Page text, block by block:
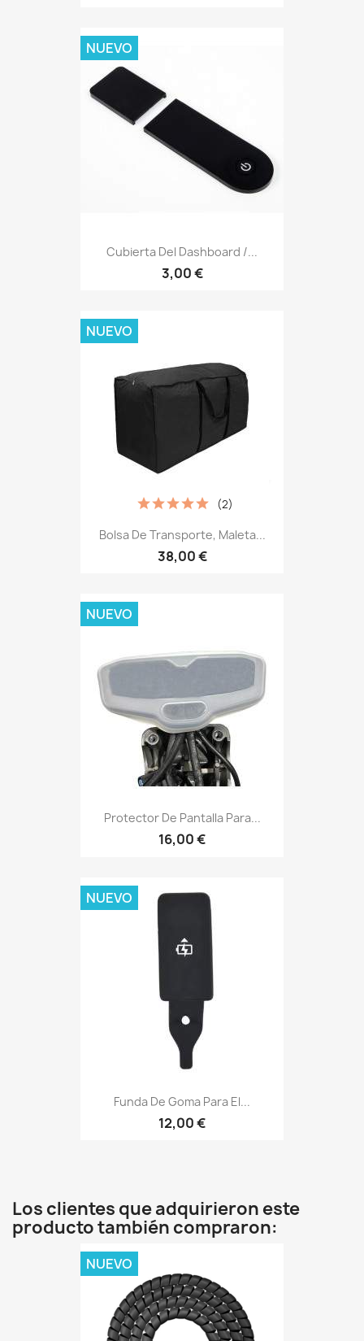
Cubierta Del Dashboard /...
3,00 €
NUEVO
Bolsa De Transporte, Maleta...
38,00 €
(2)
NUEVO
Protector De Pantalla Para...
16,00 €
NUEVO
Funda De Goma Para El...
12,00 €
NUEVO
Los clientes que adquirieron este
producto también compraron:
NUEVO